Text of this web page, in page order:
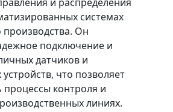
системах
Он
подключение и
датчиков и
что позволяет
контроля и
линиях.